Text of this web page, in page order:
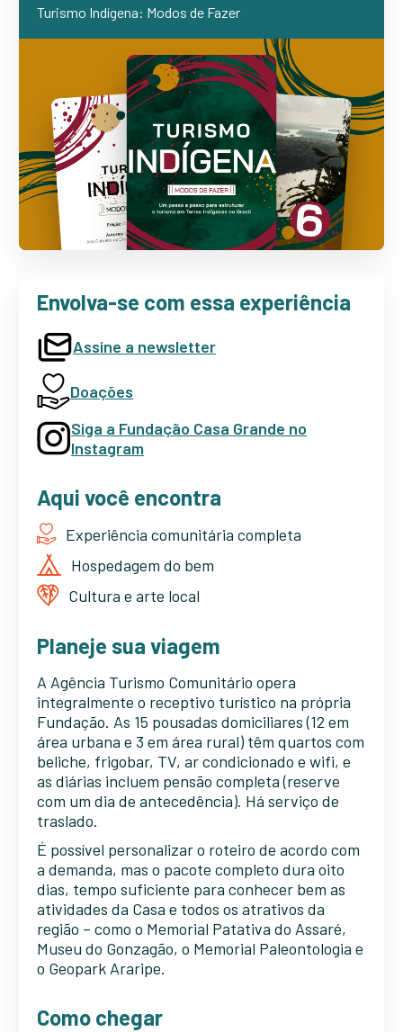
Turismo Indígena: Modos de Fazer
Envolva-se com essa experiência
Assine a newsletter
Doações
Siga a Fundação Casa Grande no
Instagram
Aqui você encontra
Experiência comunitária completa
Hospedagem do bem
Cultura e arte local
Planeje sua viagem
A Agência Turismo Comunitário opera
integralmente o receptivo turístico na própria
Fundação. As 15 pousadas domiciliares (12 em
área urbana e 3 em área rural) têm quartos com
beliche, frigobar, TV, ar condicionado e wifi, e
as diárias incluem pensão completa (reserve
com um dia de antecedência). Há serviço de
traslado.
É possível personalizar o roteiro de acordo com
a demanda, mas o pacote completo dura oito
dias, tempo suficiente para conhecer bem as
atividades da Casa e todos os atrativos da
região – como o Memorial Patativa do Assaré,
Museu do Gonzagão, o Memorial Paleontologia e
o Geopark Araripe.
Como chegar